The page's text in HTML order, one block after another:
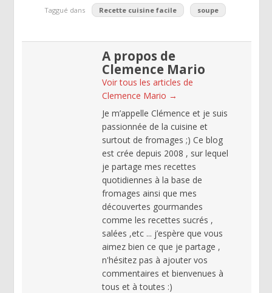
Taggué dans Recette cuisine facile soupe
A propos de
Clemence Mario
Voir tous les articles de
Clemence Mario →
Je m’appelle Clémence et je suis
passionnée de la cuisine et
surtout de fromages ;) Ce blog
est crée depuis 2008 , sur lequel
je partage mes recettes
quotidiennes à la base de
fromages ainsi que mes
découvertes gourmandes
comme les recettes sucrés ,
salées ,etc ... j’espère que vous
aimez bien ce que je partage ,
n'hésitez pas à ajouter vos
commentaires et bienvenues à
tous et à toutes :)